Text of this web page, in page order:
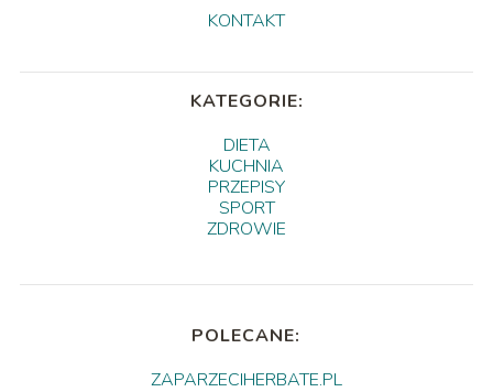
KONTAKT
KATEGORIE:
DIETA
KUCHNIA
PRZEPISY
SPORT
ZDROWIE
POLECANE:
ZAPARZECIHERBATE.PL